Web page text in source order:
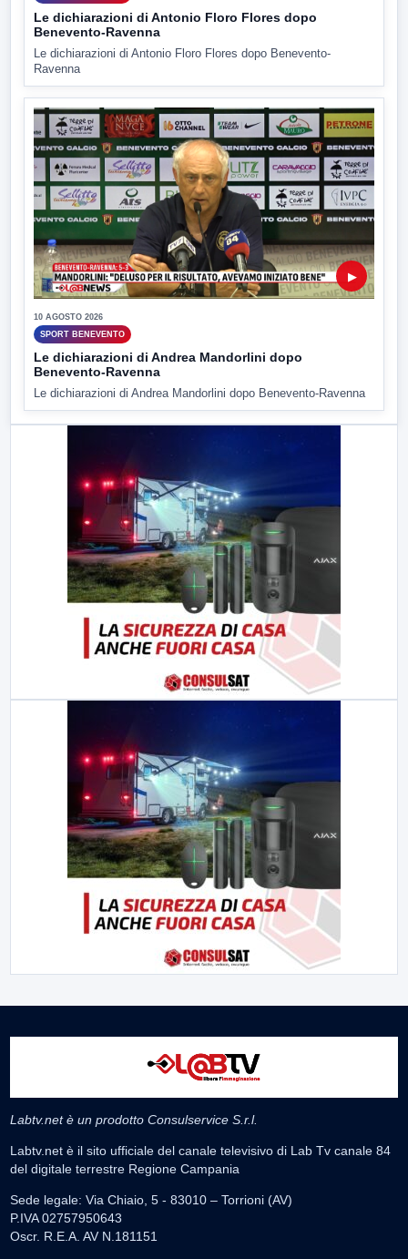
Le dichiarazioni di Antonio Floro Flores dopo
Benevento-Ravenna
Le dichiarazioni di Antonio Floro Flores dopo Benevento-
Ravenna
▶
10 AGOSTO 2026
SPORT BENEVENTO
Le dichiarazioni di Andrea Mandorlini dopo
Benevento-Ravenna
Le dichiarazioni di Andrea Mandorlini dopo Benevento-Ravenna
Labtv.net è un prodotto Consulservice S.r.l.
Labtv.net è il sito ufficiale del canale televisivo di Lab Tv canale 84
del digitale terrestre Regione Campania
Sede legale: Via Chiaio, 5 - 83010 – Torrioni (AV)
P.IVA 02757950643
Oscr. R.E.A. AV N.181151